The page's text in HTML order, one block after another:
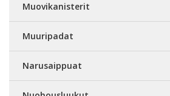
Muovikanisterit
Muuripadat
Narusaippuat